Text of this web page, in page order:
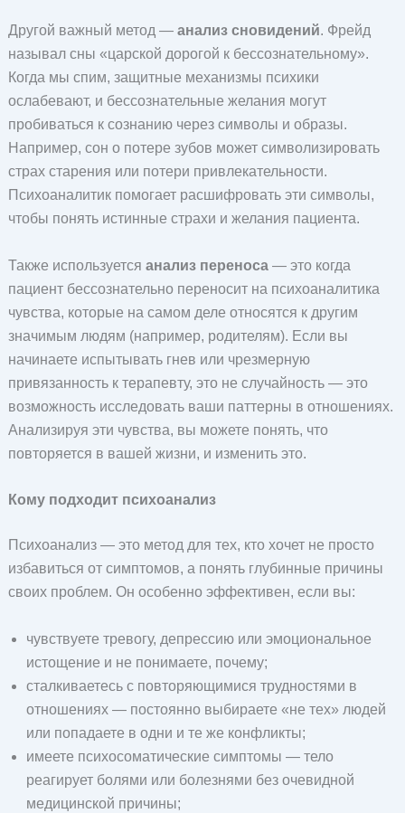
Другой важный метод — анализ сновидений. Фрейд
называл сны «царской дорогой к бессознательному».
Когда мы спим, защитные механизмы психики
ослабевают, и бессознательные желания могут
пробиваться к сознанию через символы и образы.
Например, сон о потере зубов может символизировать
страх старения или потери привлекательности.
Психоаналитик помогает расшифровать эти символы,
чтобы понять истинные страхи и желания пациента.
Также используется анализ переноса— это когда
пациент бессознательно переносит на психоаналитика
чувства, которые на самом деле относятся к другим
значимым людям (например, родителям). Если вы
начинаете испытывать гнев или чрезмерную
привязанность к терапевту, это не случайность — это
возможность исследовать ваши паттерны в отношениях.
Анализируя эти чувства, вы можете понять, что
повторяется в вашей жизни, и изменить это.
Кому подходит психоанализ
Психоанализ — это метод для тех, кто хочет не просто
избавиться от симптомов, а понять глубинные причины
своих проблем. Он особенно эффективен, если вы:
чувствуете тревогу, депрессию или эмоциональное
истощение и не понимаете, почему;
сталкиваетесь с повторяющимися трудностями в
отношениях — постоянно выбираете «не тех» людей
или попадаете в одни и те же конфликты;
имеете психосоматические симптомы — тело
реагирует болями или болезнями без очевидной
медицинской причины;